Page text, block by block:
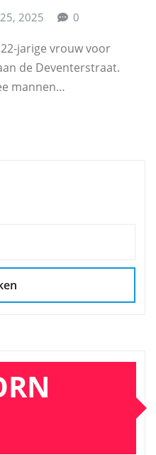
2025 0
jarige vrouw voor
de Deventerstraat.
mannen…